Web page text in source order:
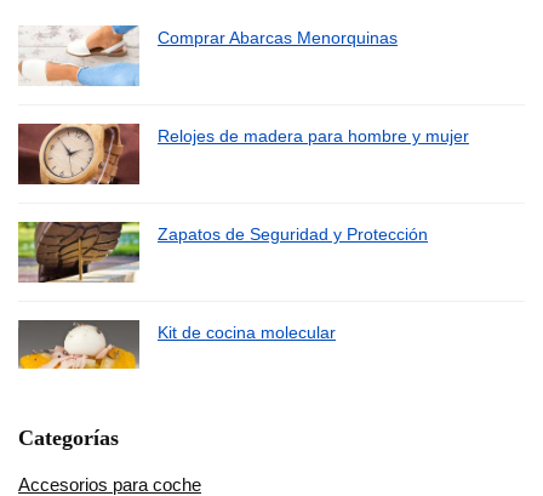
Comprar Abarcas Menorquinas
Relojes de madera para hombre y mujer
Zapatos de Seguridad y Protección
Kit de cocina molecular
Categorías
Accesorios para coche